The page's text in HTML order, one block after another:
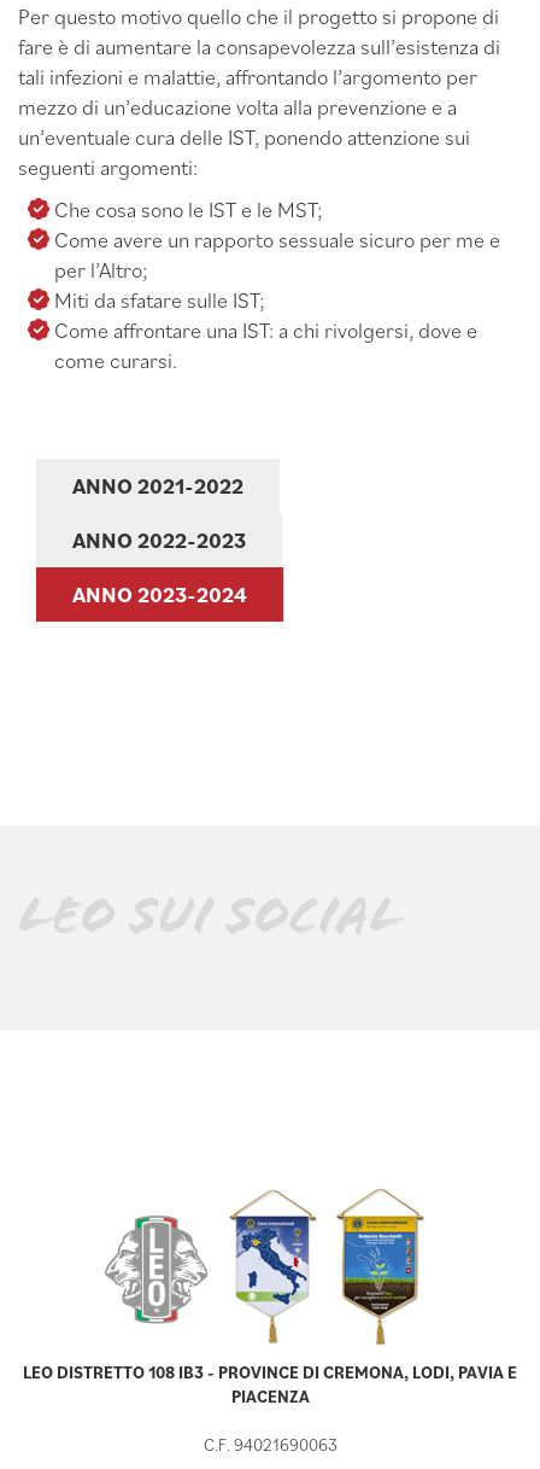
Per questo motivo quello che il progetto si propone di
fare è di aumentare la consapevolezza sull’esistenza di
tali infezioni e malattie, affrontando l’argomento per
mezzo di un’educazione volta alla prevenzione e a
un’eventuale cura delle IST, ponendo attenzione sui
seguenti argomenti:
Che cosa sono le IST e le MST;
Come avere un rapporto sessuale sicuro per me e
per l’Altro;
Miti da sfatare sulle IST;
Come affrontare una IST: a chi rivolgersi, dove e
come curarsi.
ANNO 2021-2022
ANNO 2022-2023
ANNO 2023-2024
LEO SUI SOCIAL
LEO DISTRETTO 108 IB3 - PROVINCE DI CREMONA, LODI, PAVIA E
PIACENZA
C.F. 94021690063